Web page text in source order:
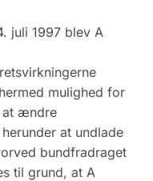
juli 1997 blev A
mulighed for
at ændre
at undlade
bundfradraget
til grund, at A